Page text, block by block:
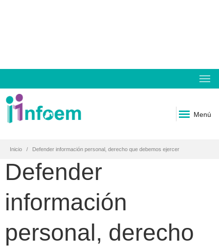
Menú
Inicio Defender información personal, derecho que debemos ejercer
Defender
información
personal, derecho